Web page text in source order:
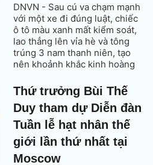
DNVN - Sau cú va chạm mạnh
với một xe đi đúng luật, chiếc
ô tô màu xanh mất kiểm soát,
lao thẳng lên vỉa hè và tông
trúng 3 nam thanh niên, tạo
nên khoảnh khắc kinh hoàng
Thứ trưởng Bùi Thế
Duy tham dự Diễn đàn
Tuần lễ hạt nhân thế
giới lần thứ nhất tại
Moscow